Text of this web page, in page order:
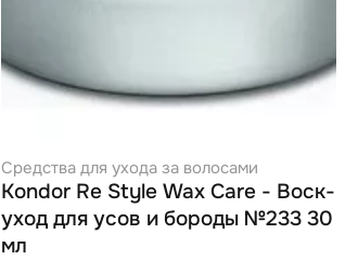
Средства для ухода за волосами
Kondor Re Style Wax Care - Воск-
уход для усов и бороды №233 30
мл